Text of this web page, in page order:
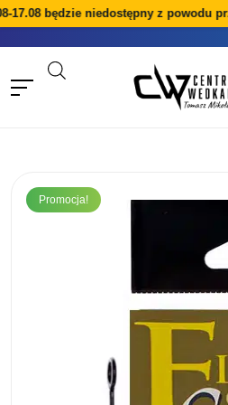
17.08 będzie niedostępny z powodu
Promocja!